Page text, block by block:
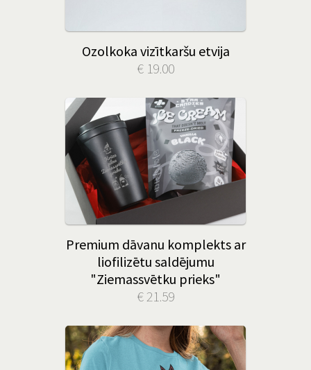
Ozolkoka vizītkaršu etvija
€ 19.00
Premium dāvanu komplekts ar
liofilizētu saldējumu
"Ziemassvētku prieks"
€ 21.59